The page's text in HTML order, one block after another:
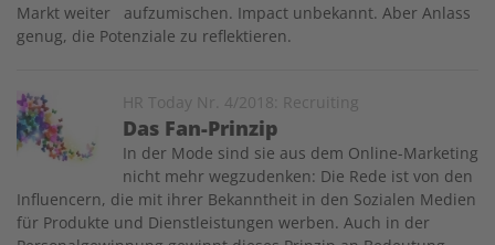
Markt weiter aufzumischen. Impact unbekannt. Aber Anlass
genug, die Potenziale zu reflektieren.
HR Today Nr. 4/2018: Recruiting
Das Fan-Prinzip
Image
In der Mode sind sie aus dem Online-Marketing
nicht mehr wegzudenken: Die Rede ist von den
Influencern, die mit ihrer Bekanntheit in den Sozialen Medien
für Produkte und Dienstleistungen werben. Auch in der